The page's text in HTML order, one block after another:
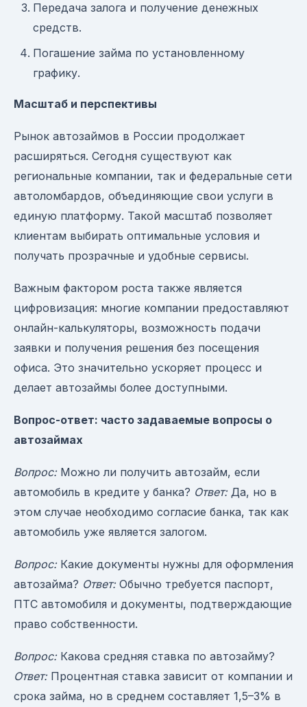
Передача залога и получение денежных
средств.
Погашение займа по установленному
графику.
Масштаб и перспективы
Рынок автозаймов в России продолжает
расширяться. Сегодня существуют как
региональные компании, так и федеральные сети
автоломбардов, объединяющие свои услуги в
единую платформу. Такой масштаб позволяет
клиентам выбирать оптимальные условия и
получать прозрачные и удобные сервисы.
Важным фактором роста также является
цифровизация: многие компании предоставляют
онлайн-калькуляторы, возможность подачи
заявки и получения решения без посещения
офиса. Это значительно ускоряет процесс и
делает автозаймы более доступными.
Вопрос-ответ: часто задаваемые вопросы о
автозаймах
Вопрос:Можно ли получить автозайм, если
автомобиль в кредите у банка? Ответ:Да, но в
этом случае необходимо согласие банка, так как
автомобиль уже является залогом.
Вопрос:Какие документы нужны для оформления
автозайма? Ответ:Обычно требуется паспорт,
ПТС автомобиля и документы, подтверждающие
право собственности.
Вопрос:Какова средняя ставка по автозайму?
Ответ:Процентная ставка зависит от компании и
срока займа, но в среднем составляет 1,5–3% в